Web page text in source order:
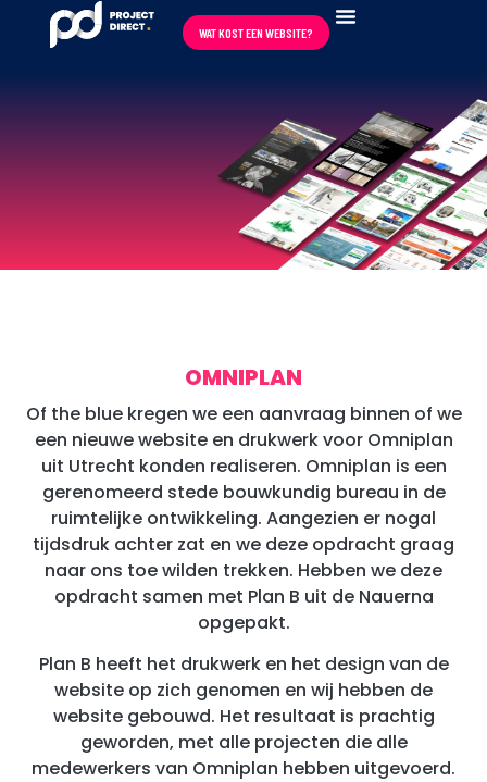
WAT KOST EEN WEBSITE?
OMNIPLAN
Of the blue kregen we een aanvraag binnen of we
een nieuwe website en drukwerk voor Omniplan
uit Utrecht konden realiseren. Omniplan is een
gerenomeerd stede bouwkundig bureau in de
ruimtelijke ontwikkeling. Aangezien er nogal
tijdsdruk achter zat en we deze opdracht graag
naar ons toe wilden trekken. Hebben we deze
opdracht samen met Plan B uit de Nauerna
opgepakt.
Plan B heeft het drukwerk en het design van de
website op zich genomen en wij hebben de
website gebouwd. Het resultaat is prachtig
geworden, met alle projecten die alle
medewerkers van Omniplan hebben uitgevoerd.